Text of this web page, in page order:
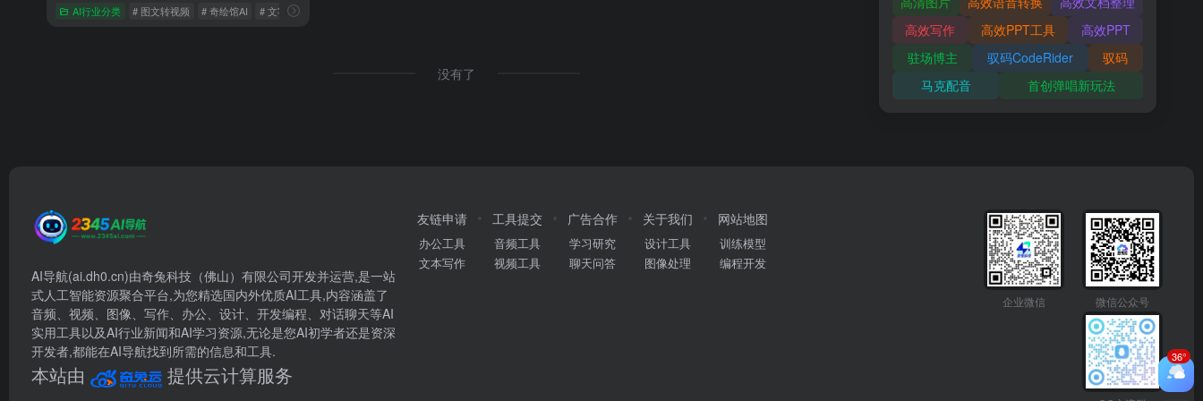
AI行业分类 # 图文转视频 # 奇绘馆AI # 文字转视频
没有了
高效写作
高效PPT工具
高效PPT
驻场博主
驭码CodeRider
驭码
马克配音
首创弹唱新玩法
AI导航(ai.dh0.cn)由奇兔科技（佛山）有限公司开发并运营,是一站
式人工智能资源聚合平台,为您精选国内外优质AI工具,内容涵盖了
音频、视频、图像、写作、办公、设计、开发编程、对话聊天等AI
实用工具以及AI行业新闻和AI学习资源,无论是您AI初学者还是资深
开发者,都能在AI导航找到所需的信息和工具.
本站由 提供云计算服务
友链申请
办公工具
文本写作
工具提交
音频工具
视频工具
广告合作
学习研究
聊天问答
关于我们
设计工具
图像处理
网站地图
训练模型
编程开发
企业微信 微信公众号
36°